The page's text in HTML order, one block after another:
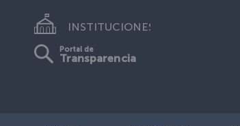
INSTITUCIONES
Portal de
Transparencia